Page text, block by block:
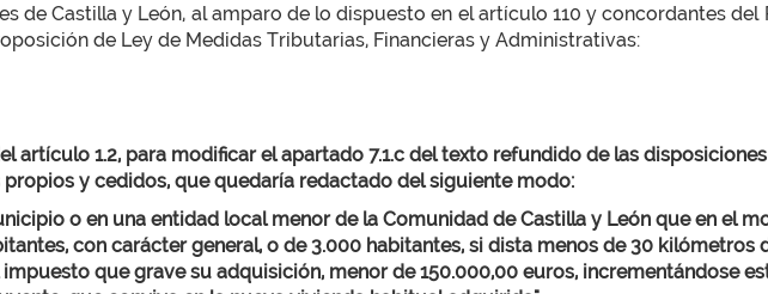
de Castilla y León, al amparo de lo dispuesto en el artículo 110 y concordantes del
de Ley de Medidas Tributarias, Financieras y Administrativas:
artículo 1.2, para modificar el apartado 7.1.c del texto refundido de las
y cedidos, que quedaría redactado del siguiente modo:
o en una entidad local menor de la Comunidad de Castilla y León que en el
con carácter general, o de 3.000 habitantes, si dista menos de 30 kilómetros
que grave su adquisición, menor de 150.000,00 euros, incrementándose